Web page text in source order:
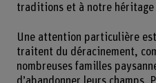
traditions et à notre héritage
Une attention particulière
traitent du déracinement,
nombreuses familles